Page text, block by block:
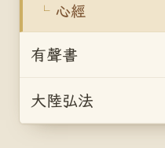
心經
有聲書
大陸弘法